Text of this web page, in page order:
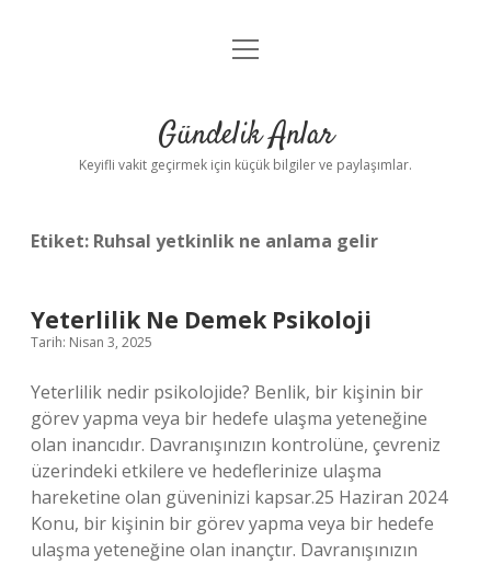
Anasayfa
Yasal Uyarı
menüyü
Gündelik Anlar
Keyifli vakit geçirmek için küçük bilgiler ve paylaşımlar.
Etiket: Ruhsal yetkinlik ne anlama gelir
Yeterlilik Ne Demek Psikoloji
Tarih: Nisan 3, 2025
Yeterlilik nedir psikolojide? Benlik, bir kişinin bir
görev yapma veya bir hedefe ulaşma yeteneğine
olan inancıdır. Davranışınızın kontrolüne, çevreniz
üzerindeki etkilere ve hedeflerinize ulaşma
hareketine olan güveninizi kapsar.25 Haziran 2024
Konu, bir kişinin bir görev yapma veya bir hedefe
ulaşma yeteneğine olan inançtır. Davranışınızın